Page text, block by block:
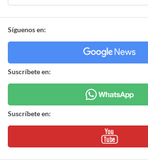
Síguenos en:
Suscríbete en:
Suscríbete en: